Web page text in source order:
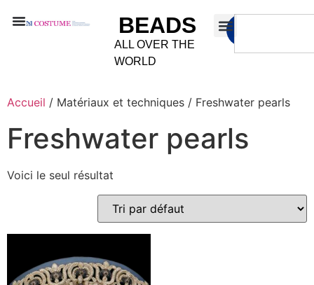
BEADS
ALL OVER THE
WORLD
Accueil / Matériaux et techniques / Freshwater pearls
Freshwater pearls
Voici le seul résultat